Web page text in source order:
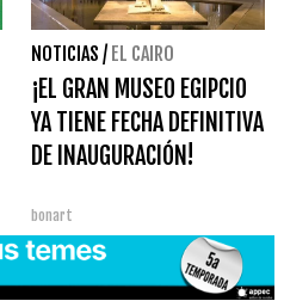
NOTICIAS / EL CAIRO
¡EL GRAN MUSEO EGIPCIO
YA TIENE FECHA DEFINITIVA
DE INAUGURACIÓN!
bonart